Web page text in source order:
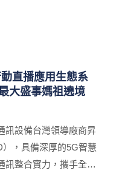
源管理與工業自動化
，於5/5-5/7
臺灣資安大會亮相，位
4F AIoT & Hardware
AH14，全面展示新一代
慧聯網治理解方，強化
路環境的防禦能力與營
直播應用生態系
大盛事媽祖遶境
訊設備台灣領導廠商昇
，具備深厚的5G智慧
訊整合實力，攜手全景